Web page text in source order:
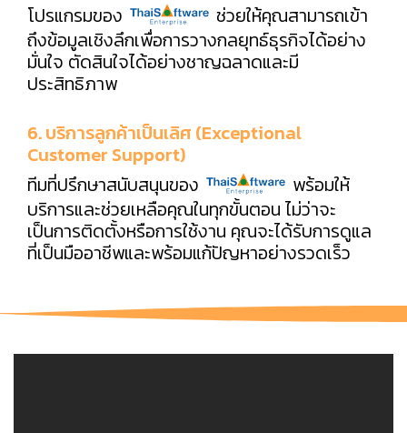
โปรแกรมของ
ช่วยให้คุณสามารถเข้า
ถึงข้อมูลเชิงลึกเพื่อการวางกลยุทธ์ธุรกิจได้อย่าง
มั่นใจ ตัดสินใจได้อย่างชาญฉลาดและมี
ประสิทธิภาพ
6. บริการลูกค้าเป็นเลิศ (Exceptional
Customer Support)
ทีมที่ปรึกษาสนับสนุนของ
พร้อมให้
บริการและช่วยเหลือคุณในทุกขั้นตอน ไม่ว่าจะ
เป็นการติดตั้งหรือการใช้งาน คุณจะได้รับการดูแล
ที่เป็นมืออาชีพและพร้อมแก้ปัญหาอย่างรวดเร็ว